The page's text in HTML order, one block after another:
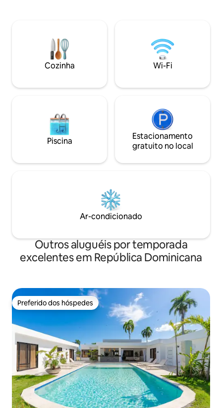
um terraço espetacular com banheira
para 2 pessoas, uma cama lounge +
churrasqueira, tudo de frente para o
louça + Netflix para uma estadia
segura 24 horas
semana, com
Smart TV,
diária. Seu
Cozinha Wi-Fi
Piscina
Estacionamento
gratuito no local
Ar-condicionado
Outros aluguéis por temporada
excelentes em República Dominicana
Preferido dos hóspedes
Preferido dos hóspedes